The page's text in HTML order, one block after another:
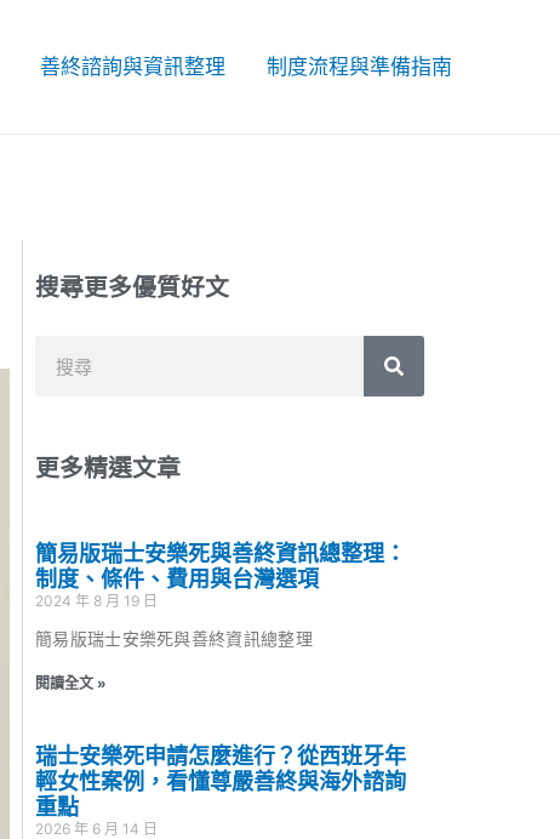
善終諮詢與資訊整理 制度流程與準備指南
搜尋更多優質好文
搜
尋
更多精選文章
簡易版瑞士安樂死與善終資訊總整理：
制度、條件、費用與台灣選項
2024 年 8 月 19 日
簡易版瑞士安樂死與善終資訊總整理
閱讀全文 »
瑞士安樂死申請怎麼進行？從西班牙年
輕女性案例，看懂尊嚴善終與海外諮詢
重點
2026 年 6 月 14 日